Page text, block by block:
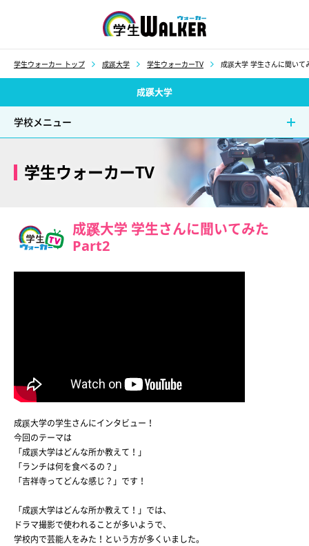
学生ウォーカー トップ 成蹊大学 学生ウォーカーTV 成蹊大学 学生さんに聞いて
成蹊大学
学校メニュー
学生ウォーカーTV
成蹊大学 学生さんに聞いてみた
Part2
成蹊大学の学生さんにインタビュー！
今回のテーマは
「成蹊大学はどんな所か教えて！」
「ランチは何を食べるの？」
「吉祥寺ってどんな感じ？」です！
「成蹊大学はどんな所か教えて！」では、
ドラマ撮影で使われることが多いようで、
学校内で芸能人をみた！という方が多くいました。